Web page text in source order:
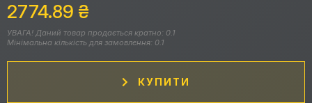
2774.89 ₴
УВАГА! Даний товар продається кратно: 0.1
Мінімальна кількість для замовлення: 0.1
КУПИТИ